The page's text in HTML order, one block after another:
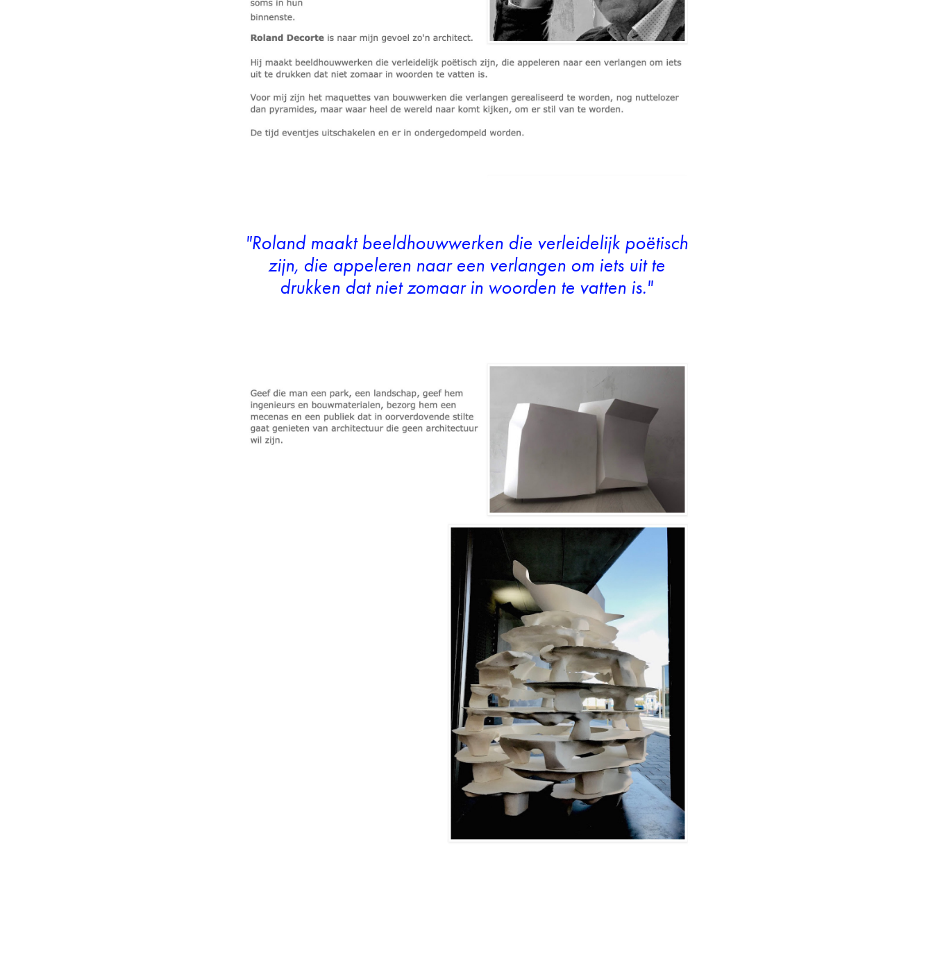
"Roland maakt beeldhouwwerken die verleidelijk poëtisch
zijn, die appeleren naar een verlangen om iets uit te
drukken dat niet zomaar in woorden te vatten is."